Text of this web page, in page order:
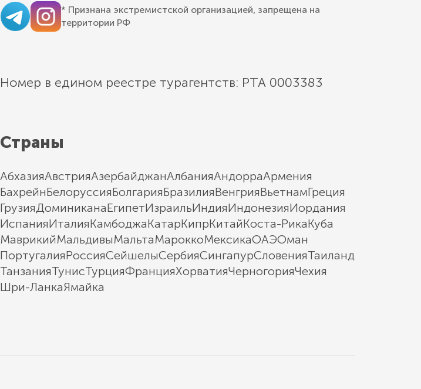
* Признана экстремистской организацией, запрещена на
территории РФ
Номер в едином реестре турагентств: РТА 0003383
Страны
АбхазияАвстрияАзербайджанАлбанияАндорраАрмения
БахрейнБелоруссияБолгарияБразилияВенгрияВьетнамГреция
ГрузияДоминиканаЕгипетИзраильИндияИндонезияИордания
ИспанияИталияКамбоджаКатарКипрКитайКоста-РикаКуба
МаврикийМальдивыМальтаМароккоМексикаОАЭОман
ПортугалияРоссияСейшелыСербияСингапурСловенияТаиланд
ТанзанияТунисТурцияФранцияХорватияЧерногорияЧехия
Шри-ЛанкаЯмайка